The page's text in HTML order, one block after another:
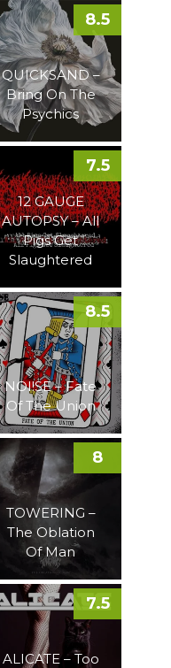
QUICKSAND –
Bring On The
Psychics
8.5
12 GAUGE
AUTOPSY – All
Pigs Get
Slaughtered
7.5
NOI!SE – Fate
Of The Union
8.5
TOWERING –
The Oblation
Of Man
8
ALICATE – Too
7.5